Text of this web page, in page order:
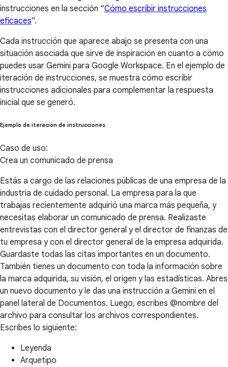
instrucciones en la sección “Cómo escribir instrucciones
eficaces”.
Cada instrucción que aparece abajo se presenta con una
situación asociada que sirve de inspiración en cuanto a cómo
puedes usar Gemini para Google Workspace. En el ejemplo de
iteración de instrucciones, se muestra cómo escribir
instrucciones adicionales para complementar la respuesta
inicial que se generó.
Ejemplo de iteración de instrucciones
Caso de uso:
Crea un comunicado de prensa
Estás a cargo de las relaciones públicas de una empresa de la
industria de cuidado personal. La empresa para la que
trabajas recientemente adquirió una marca más pequeña, y
necesitas elaborar un comunicado de prensa. Realizaste
entrevistas con el director general y el director de finanzas de
tu empresa y con el director general de la empresa adquirida.
Guardaste todas las citas importantes en un documento.
También tienes un documento con toda la información sobre
la marca adquirida, su visión, el origen y las estadísticas. Abres
un nuevo documento y le das una instrucción a Gemini en el
panel lateral de Documentos. Luego, escribes @nombre del
archivo para consultar los archivos correspondientes.
Escribes lo siguiente:
Leyenda
Arquetipo